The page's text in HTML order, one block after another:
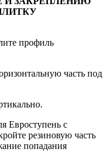
профиль
часть под
Евроступень с
резиновую часть
попадания